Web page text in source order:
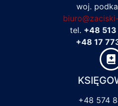
woj.
tel. +48
+48 17
+48 574